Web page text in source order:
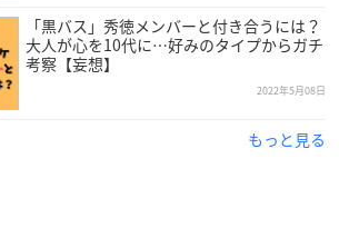
価格：9,900円(税込)
「黒バス」秀徳メンバーと付き合うには？
大人が心を10代に…好みのタイプからガチ
考察【妄想】
2022年5月08日
もっと見る